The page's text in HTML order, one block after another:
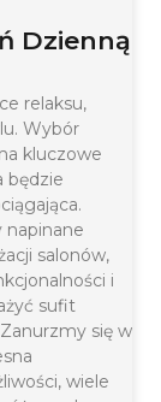
Dzienną
relaksu,
Wybór
kluczowe
będzie
napinane
salonów,
i
sufit
się w
wiele